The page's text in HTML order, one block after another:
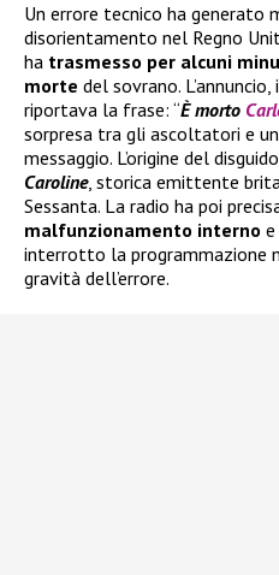
Un errore tecnico ha generato
disorientamento nel Regno
ha trasmesso per alcuni
morte del sovrano.
riportava la frase: “È morto
sorpresa tra gli ascoltatori e
messaggio. L’origine del
Caroline, storica emittente
Sessanta. La radio ha poi
malfunzionamento interno
interrotto la programmazione
gravità dell’errore.